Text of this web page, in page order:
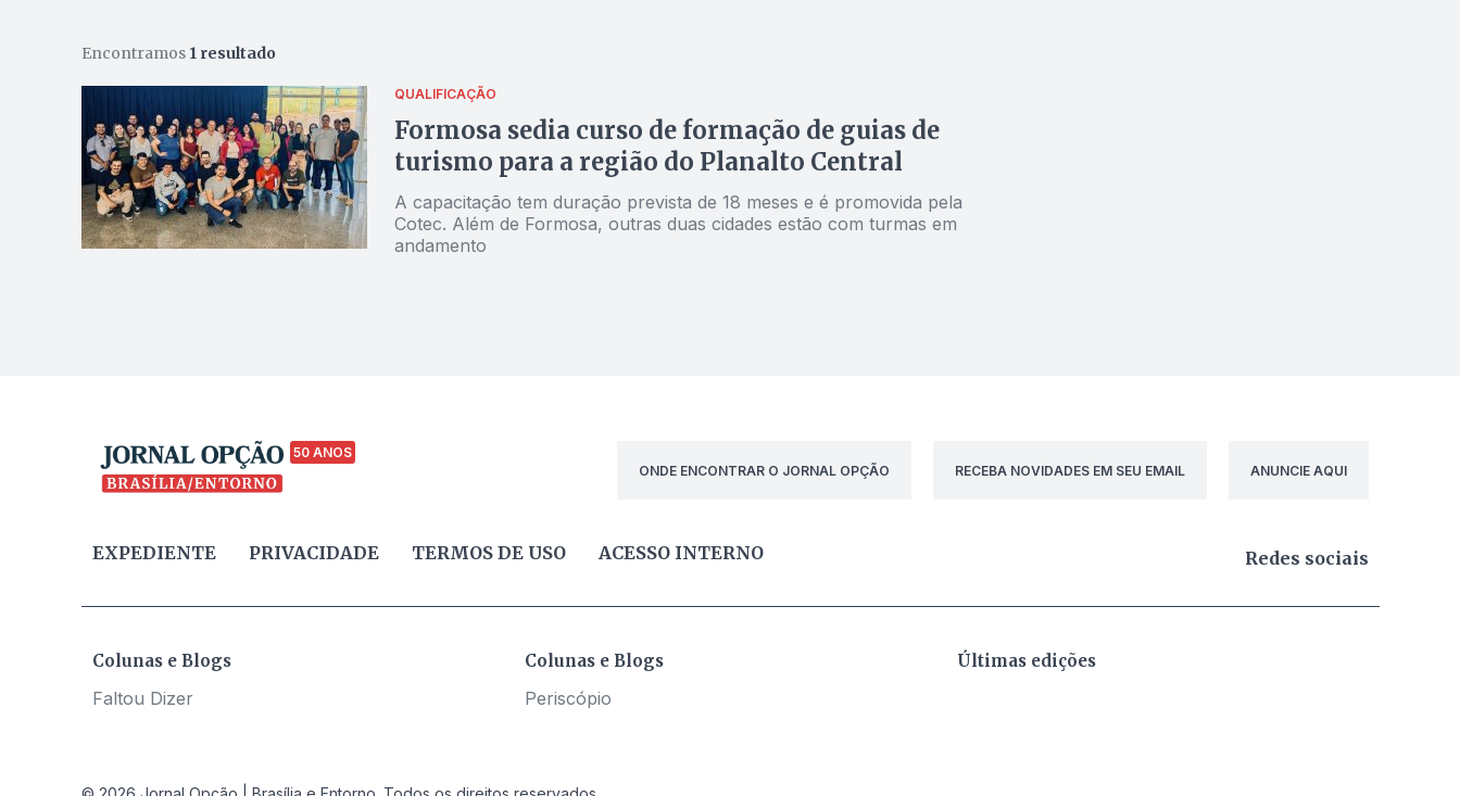
Encontramos 1 resultado
QUALIFICAÇÃO
Formosa sedia curso de formação de guias de
turismo para a região do Planalto Central
A capacitação tem duração prevista de 18 meses e é promovida pela
Cotec. Além de Formosa, outras duas cidades estão com turmas em
andamento
50 ANOS
ONDE ENCONTRAR O JORNAL OPÇÃO
RECEBA NOVIDADES EM SEU EMAIL ANUNCIE AQUI
EXPEDIENTE PRIVACIDADE TERMOS DE USO ACESSO INTERNO Redes sociais
Colunas e Blogs
Faltou Dizer
Colunas e Blogs
Periscópio
Últimas edições